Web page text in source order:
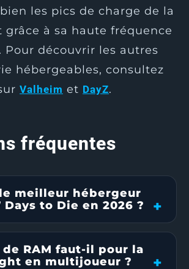
les pics de charge de la
grâce à sa haute fréquence
découvrir les autres
hébergeables, consultez
Valheim et DayZ.
fréquentes
meilleur hébergeur
Days to Die en 2026 ?
RAM faut-il pour la
en multijoueur ?